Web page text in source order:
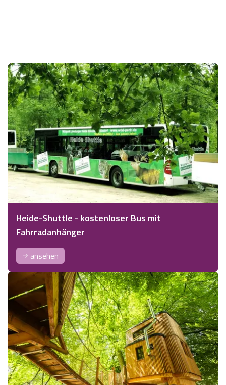
Heide-Shuttle - kostenloser Bus mit
Fahrradanhänger
ansehen